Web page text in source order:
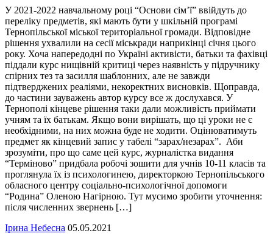
У 2021-2022 навчальному році “Основи сім’ї” ввійдуть до
переліку предметів, які мають бути у шкільній програмі
Тернопільської міської територіальної громади. Відповідне
рішення ухвалили на сесії міськради наприкінці січня цього
року. Хоча напередодні по Україні активісти, батьки та фахівці
піддали курс нищівній критиці через наявність у підручнику
спірних тез та засилля шаблонних, але не завжди
підтверджених реаліями, некоректних висновків. Щоправда,
до частини зауважень автор курсу все ж дослухався. У
Тернополі кінцеве рішення таки дали можливість приймати
учням та їх батькам. Якщо вони вирішать, що ці уроки не є
необхідними, на них можна буде не ходити. Оцінюватимуть
предмет як кінцевий запис у табелі “зарах/незарах”. Аби
зрозуміти, про що саме цей курс, журналістка видання
“Терміново” придбала робочі зошити для учнів 10-11 класів та
проглянула їх із психологинею, директоркою Тернопільського
обласного центру соціально-психологічної допомоги
“Родина” Оленою Нагірною. Тут мусимо зробити уточнення:
після численних звернень […]
Ірина Небесна 05.05.2021